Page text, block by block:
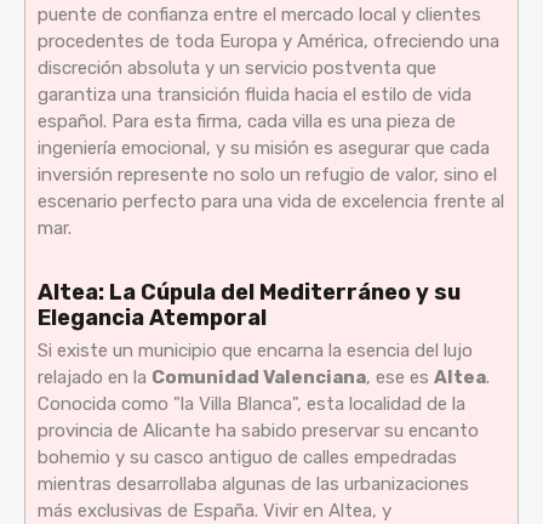
puente de confianza entre el mercado local y clientes
procedentes de toda Europa y América, ofreciendo una
discreción absoluta y un servicio postventa que
garantiza una transición fluida hacia el estilo de vida
español. Para esta firma, cada villa es una pieza de
ingeniería emocional, y su misión es asegurar que cada
inversión represente no solo un refugio de valor, sino el
escenario perfecto para una vida de excelencia frente al
mar.
Altea: La Cúpula del Mediterráneo y su
Elegancia Atemporal
Si existe un municipio que encarna la esencia del lujo
relajado en la Comunidad Valenciana, ese es Altea.
Conocida como "la Villa Blanca", esta localidad de la
provincia de Alicante ha sabido preservar su encanto
bohemio y su casco antiguo de calles empedradas
mientras desarrollaba algunas de las urbanizaciones
más exclusivas de España. Vivir en Altea, y